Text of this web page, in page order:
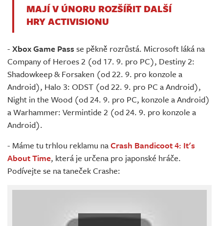
MAJÍ V ÚNORU ROZŠÍŘIT DALŠÍ
HRY ACTIVISIONU
- Xbox Game Pass se pěkně rozrůstá. Microsoft láká na
Company of Heroes 2 (od 17. 9. pro PC), Destiny 2:
Shadowkeep & Forsaken (od 22. 9. pro konzole a
Android), Halo 3: ODST (od 22. 9. pro PC a Android),
Night in the Wood (od 24. 9. pro PC, konzole a Android)
a Warhammer: Vermintide 2 (od 24. 9. pro konzole a
Android).
- Máme tu trhlou reklamu naCrash Bandicoot 4: It's
About Time, která je určena pro japonské hráče.
Podívejte se na taneček Crashe: